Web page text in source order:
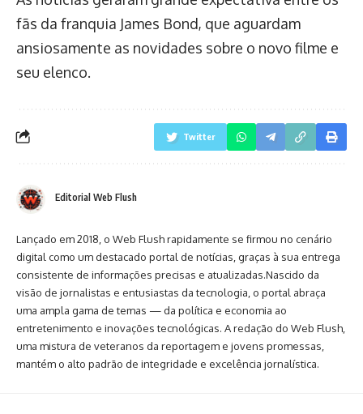
fãs da franquia James Bond, que aguardam
ansiosamente as novidades sobre o novo filme e
seu elenco.
Twitter
Editorial Web Flush
Lançado em 2018, o Web Flush rapidamente se firmou no cenário
digital como um destacado portal de notícias, graças à sua entrega
consistente de informações precisas e atualizadas.Nascido da
visão de jornalistas e entusiastas da tecnologia, o portal abraça
uma ampla gama de temas — da política e economia ao
entretenimento e inovações tecnológicas. A redação do Web Flush,
uma mistura de veteranos da reportagem e jovens promessas,
mantém o alto padrão de integridade e excelência jornalística.